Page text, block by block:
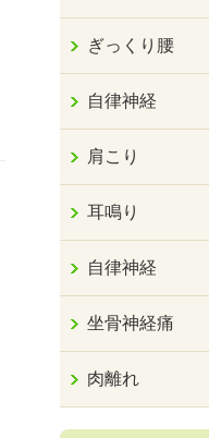
ぎっくり腰
自律神経
肩こり
耳鳴り
自律神経
坐骨神経痛
肉離れ